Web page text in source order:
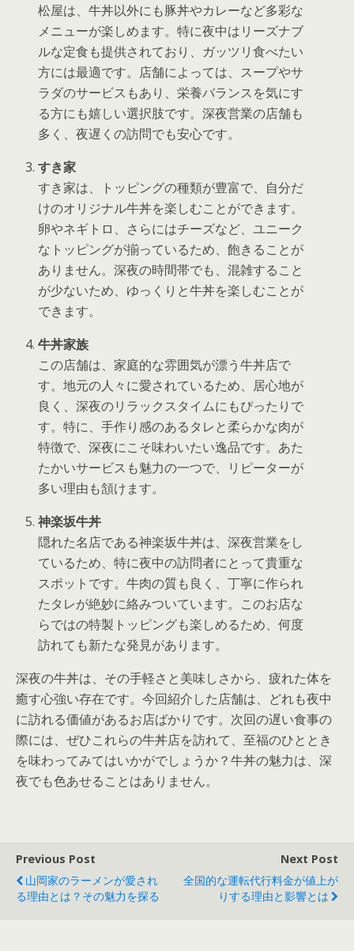
松屋は、牛丼以外にも豚丼やカレーなど多彩な
メニューが楽しめます。特に夜中はリーズナブ
ルな定食も提供されており、ガッツリ食べたい
方には最適です。店舗によっては、スープやサ
ラダのサービスもあり、栄養バランスを気にす
る方にも嬉しい選択肢です。深夜営業の店舗も
多く、夜遅くの訪問でも安心です。
すき家
すき家は、トッピングの種類が豊富で、自分だ
けのオリジナル牛丼を楽しむことができます。
卵やネギトロ、さらにはチーズなど、ユニーク
なトッピングが揃っているため、飽きることが
ありません。深夜の時間帯でも、混雑すること
が少ないため、ゆっくりと牛丼を楽しむことが
できます。
牛丼家族
この店舗は、家庭的な雰囲気が漂う牛丼店で
す。地元の人々に愛されているため、居心地が
良く、深夜のリラックスタイムにもぴったりで
す。特に、手作り感のあるタレと柔らかな肉が
特徴で、深夜にこそ味わいたい逸品です。あた
たかいサービスも魅力の一つで、リピーターが
多い理由も頷けます。
神楽坂牛丼
隠れた名店である神楽坂牛丼は、深夜営業をし
ているため、特に夜中の訪問者にとって貴重な
スポットです。牛肉の質も良く、丁寧に作られ
たタレが絶妙に絡みついています。このお店な
らではの特製トッピングも楽しめるため、何度
訪れても新たな発見があります。
深夜の牛丼は、その手軽さと美味しさから、疲れた体を
癒す心強い存在です。今回紹介した店舗は、どれも夜中
に訪れる価値があるお店ばかりです。次回の遅い食事の
際には、ぜひこれらの牛丼店を訪れて、至福のひととき
を味わってみてはいかがでしょうか？牛丼の魅力は、深
夜でも色あせることはありません。
Previous Post
山岡家のラーメンが愛され
る理由とは？その魅力を探る
Next Post
全国的な運転代行料金が値上が
りする理由と影響とは